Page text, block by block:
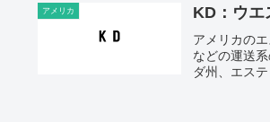
アメリカ KD：ウエ
アメリカの
などの運送
ダ州、エス